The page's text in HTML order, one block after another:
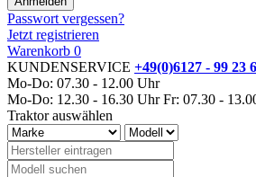
Passwort vergessen?
Jetzt registrieren
Warenkorb 0
KUNDENSERVICE +49(0)6127 - 99 23
Mo-Do: 07.30 - 12.00 Uhr
Mo-Do: 12.30 - 16.30 Uhr Fr: 07.30 -
Traktor auswählen